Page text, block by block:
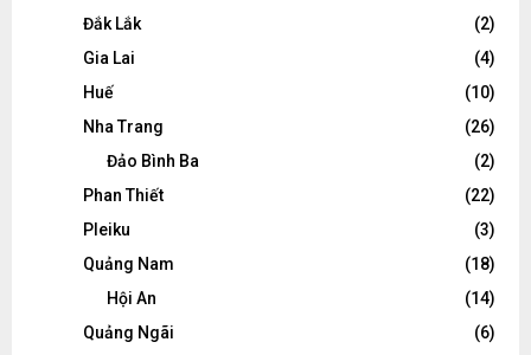
Đắk Lắk
(2)
Gia Lai
(4)
Huế
(10)
Nha Trang
(26)
Đảo Bình Ba
(2)
Phan Thiết
(22)
Pleiku
(3)
Quảng Nam
(18)
Hội An
(14)
Quảng Ngãi
(6)